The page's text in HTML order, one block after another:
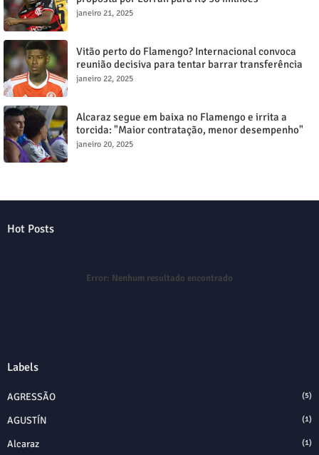
janeiro 21, 2025
Vitão perto do Flamengo? Internacional convoca
reunião decisiva para tentar barrar transferência
milionária
janeiro 22, 2025
Alcaraz segue em baixa no Flamengo e irrita a
torcida: "Maior contratação, menor desempenho"
janeiro 20, 2025
Hot Posts
Error: Nenhum resultado encontrado
Labels
AGRESSÃO (5)
AGUSTÍN (1)
Alcaraz (1)